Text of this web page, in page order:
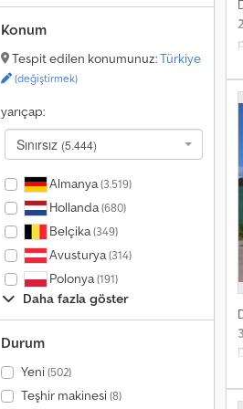
Konum
Tespit edilen konumunuz:Türkiye
(değiştirmek)
yarıçap:
Sınırsız (5.444)
Almanya(3.519)
Hollanda(680)
Belçika(349)
Avusturya(314)
Polonya(191)
Daha fazla göster
Durum
Yeni(502)
Teşhir makinesi(8)